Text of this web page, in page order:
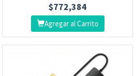
$772,384
Agregar al Carrito